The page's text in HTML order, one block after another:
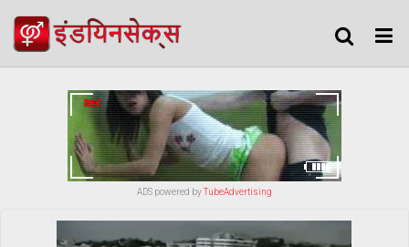
ADS powered byTubeAdvertising